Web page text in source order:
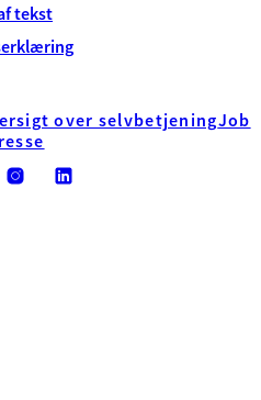
tekst
over selvbetjeningJob